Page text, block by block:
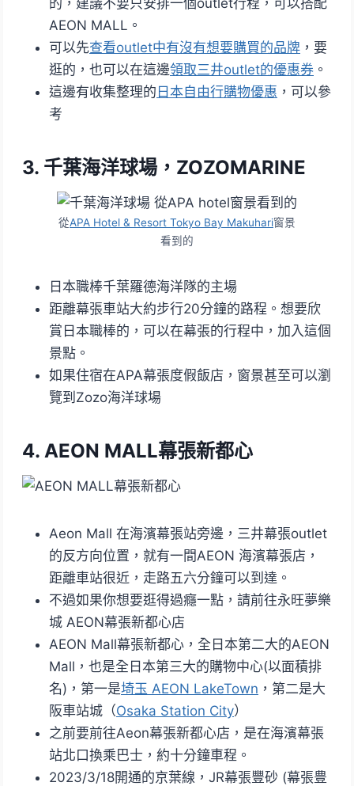
AEON MALL。
可以先查看outlet中有沒有想要購買的品牌 ，要
逛的，也可以在這邊領取三井outlet的優惠券 。
這邊有收集整理的 日本自由行購物優惠 ，可以參
考
3. 千葉海洋球場，ZOZOMARINE
從APA Hotel & Resort Tokyo Bay Makuhari窗景
看到的
日本職棒千葉羅德海洋隊的主場
距離幕張車站大約步行20分鐘的路程。想要欣
賞日本職棒的，可以在幕張的行程中，加入這個
景點。
如果住宿在APA幕張度假飯店，窗景甚至可以瀏
覽到Zozo海洋球場
4. AEON MALL幕張新都心
Aeon Mall 在海濱幕張站旁邊，三井幕張outlet
的反方向位置，就有一間AEON 海濱幕張店，
距離車站很近，走路五六分鐘可以到達。
不過如果你想要逛得過癮一點，請前往永旺夢樂
城 AEON幕張新都心店
AEON Mall幕張新都心，全日本第二大的AEON
Mall，也是全日本第三大的購物中心(以面積排
名)，第一是埼玉 AEON LakeTown ，第二是大
阪車站城（Osaka Station City）
之前要前往Aeon幕張新都心店，是在海濱幕張
站北口換乘巴士，約十分鐘車程。
2023/3/18開通的京葉線，JR幕張豐砂 (幕張豊